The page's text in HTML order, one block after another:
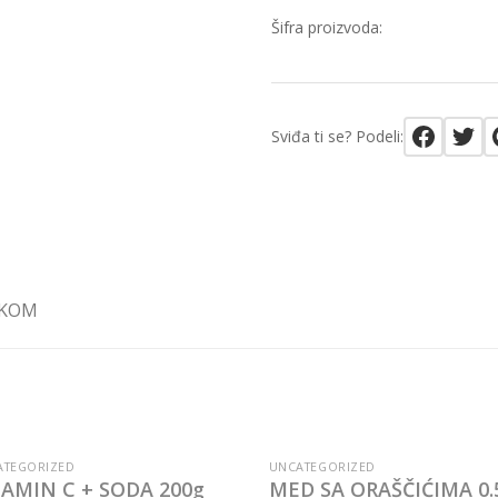
Šifra proizvoda:
Sviđa ti se? Podeli:
OUT OF STOCK
C + SODA 200g
UNCATEGORIZED
MED SA ORAŠČIĆIMA